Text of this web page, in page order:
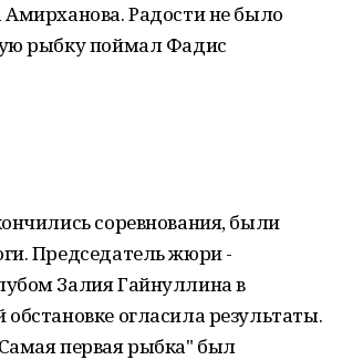
Радости не было
рыбку поймал Фадис
соревнования, были
Председатель жюри -
Залия Гайнуллина в
обстановке огласила результаты.
первая рыбка" был